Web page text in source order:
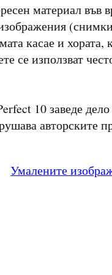
материал във
касае и хората,
се използват
10 заведе
авторските
Умалените